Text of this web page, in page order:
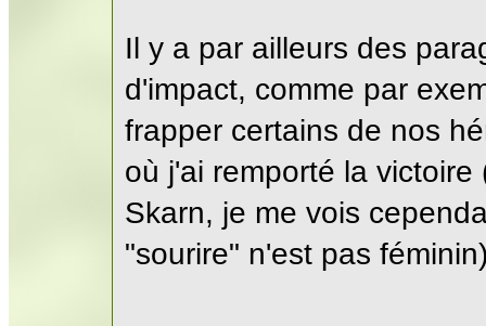
Il y a par ailleurs des
d'impact, comme par
frapper certains de nos
où j'ai remporté la
Skarn, je me vois
"sourire" n'est pas